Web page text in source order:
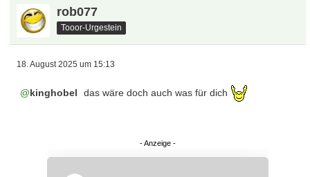
rob077
Tooor-Urgestein
18. August 2025 um 15:13
kinghobel das wäre doch auch was für dich